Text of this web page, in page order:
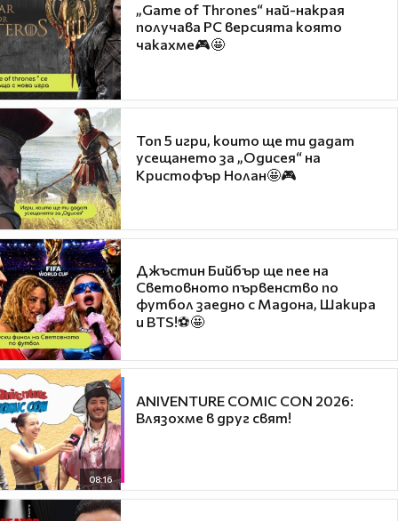
„Game of Thrones“ най-накрая
получава PC версията която
чакахме🎮🤩
Топ 5 игри, които ще ти дадат
усещането за „Одисея“ на
Кристофър Нолан🤩🎮
Джъстин Бийбър ще пее на
Световното първенство по
футбол заедно с Мадона, Шакира
и BTS!⚽🤩
08:16
ANIVENTURE COMIC CON 2026:
Влязохме в друг свят!